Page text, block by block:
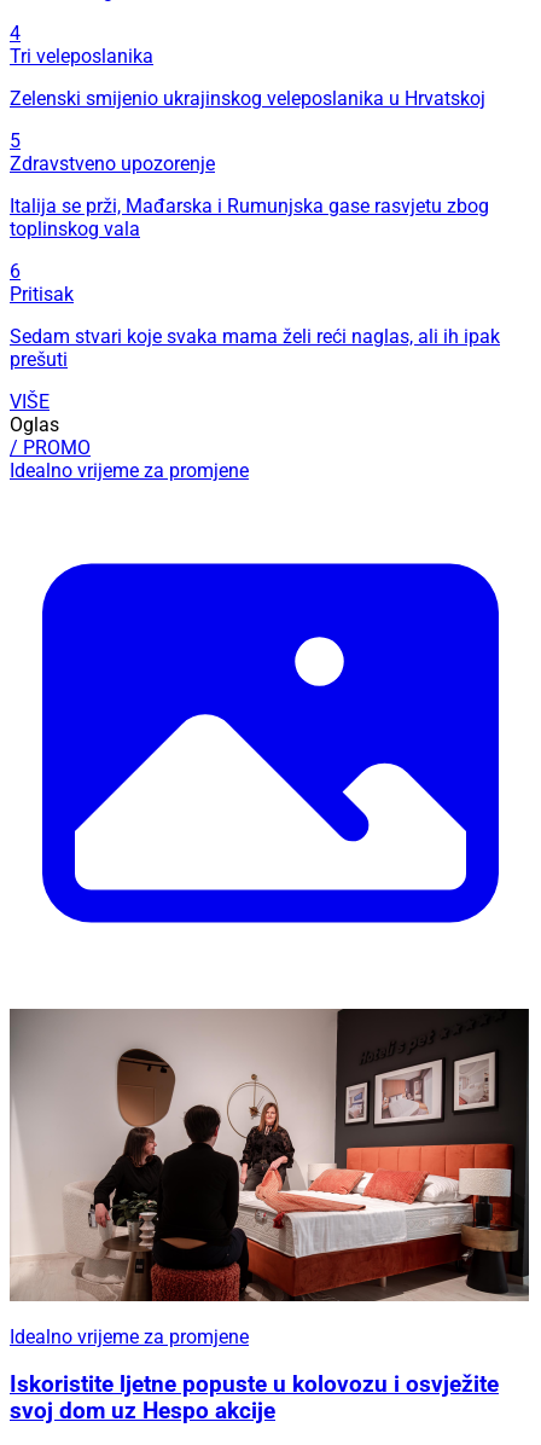
4
Tri veleposlanika
Zelenski smijenio ukrajinskog veleposlanika u Hrvatskoj
5
Zdravstveno upozorenje
Italija se prži, Mađarska i Rumunjska gase rasvjetu zbog
toplinskog vala
6
Pritisak
Sedam stvari koje svaka mama želi reći naglas, ali ih ipak
prešuti
VIŠE
Oglas
/ PROMO
Idealno vrijeme za promjene
Idealno vrijeme za promjene
Iskoristite ljetne popuste u kolovozu i osvježite
svoj dom uz Hespo akcije